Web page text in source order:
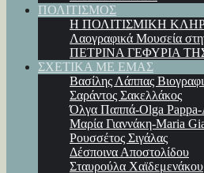
ΠΟΛΙΤΙΣΜΟΣ
Η ΠΟΛΙΤΙΣΜΙΚΗ
Λαογραφικά Μουσεία
ΠΕΤΡΙΝΑ ΓΕΦΥΡΙΑ
ΣΧΕΤΙΚΑ ΜΕ ΕΜΑΣ
Βασίλης Λάππας
Σαράντος Σακελλάκος
Όλγα Παππά-Olga Pappa-
Μαρία Γιαννάκη-Maria
Ρουσσέτος Σιγάλας
Δέσποινα Αποστολίδου
Σταυρούλα Χαϊδεμενάκου